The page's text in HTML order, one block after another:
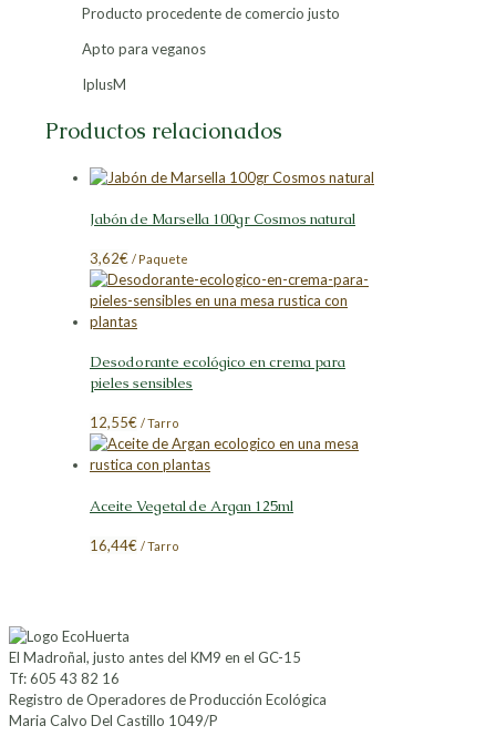
Producto procedente de comercio justo
Apto para veganos
IplusM
Productos relacionados
Jabón de Marsella 100gr Cosmos natural
3,62€ / Paquete
Desodorante ecológico en crema para
pieles sensibles
12,55€ / Tarro
Aceite Vegetal de Argan 125ml
16,44€ / Tarro
El Madroñal, justo antes del KM9 en el GC-15
Tf: 605 43 82 16
Registro de Operadores de Producción Ecológica
Maria Calvo Del Castillo 1049/P